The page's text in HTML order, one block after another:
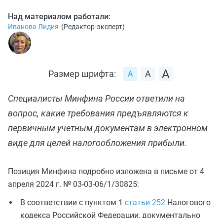
Над материалом работали:
Иванова Лидия (Редактор-эксперт)
Размер шрифта:
Специалисты Минфина России ответили на
вопрос, какие требования предъявляются к
первичным учетным документам в электронном
виде для целей налогообложения прибыли.
Позиция Минфина подробно изложена в письме от 4
апреля 2024 г. № 03-03-06/1/30825:
В соответствии с пунктом 1 статьи 252 Налогового
кодекса Российской Федерации, документально